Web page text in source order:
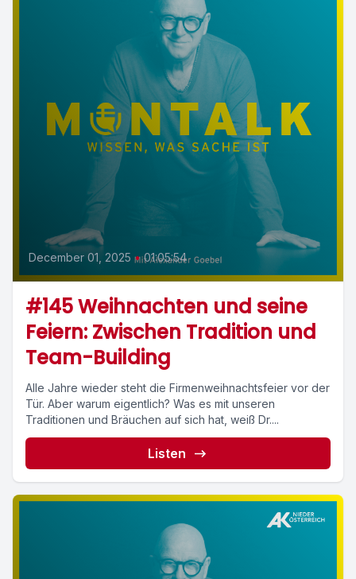
December 01, 2025 • 01:05:54
#145 Weihnachten und seine
Feiern: Zwischen Tradition und
Team-Building
Alle Jahre wieder steht die Firmenweihnachtsfeier vor der
Tür. Aber warum eigentlich? Was es mit unseren
Traditionen und Bräuchen auf sich hat, weiß Dr....
Listen